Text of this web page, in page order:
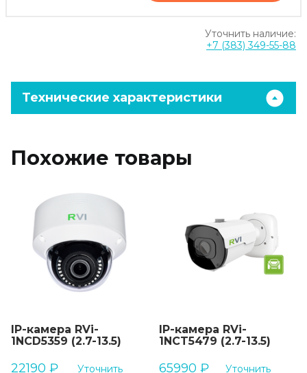
Уточнить наличие:
+7 (383) 349-55-88
Технические характеристики
Похожие товары
IP-камера RVi-
1NCD5359 (2.7-13.5)
22190 ₽ Уточнить
IP-камера RVi-
1NCT5479 (2.7-13.5)
65990 ₽ Уточнить